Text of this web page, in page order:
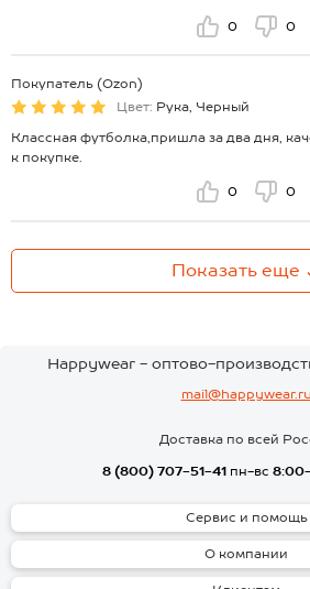
0 0
Покупатель (Ozon)
Цвет: Рука, Черный
Классная футболка,пришла за два дня,
к покупке.
0 0
Показать еще
Happywear - оптово-
mail@happywear.ru
Доставка по всей
8 (800) 707-51-41 пн-вс
Сервис и помощь
О компании